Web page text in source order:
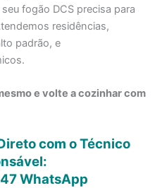
fogão DCS precisa para
residências,
padrão, e
e volte a cozinhar com
com o Técnico
WhatsApp